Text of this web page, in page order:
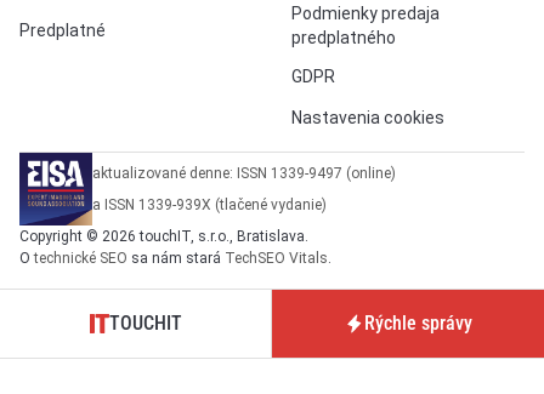
Predplatné
Podmienky predaja
predplatného
GDPR
Nastavenia cookies
aktualizované denne: ISSN 1339-9497 (online)
a ISSN 1339-939X (tlačené vydanie)
Copyright © 2026 touchIT, s.r.o., Bratislava.
Otechnické SEO sa nám stará TechSEO Vitals.
TOUCHIT Rýchle správy